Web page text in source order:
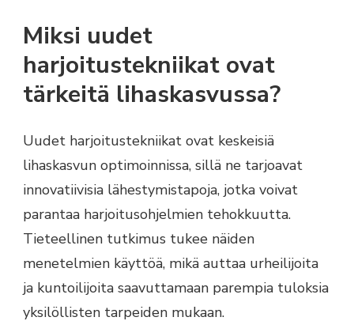
Miksi uudet
harjoitustekniikat ovat
tärkeitä lihaskasvussa?
Uudet harjoitustekniikat ovat keskeisiä
lihaskasvun optimoinnissa, sillä ne tarjoavat
innovatiivisia lähestymistapoja, jotka voivat
parantaa harjoitusohjelmien tehokkuutta.
Tieteellinen tutkimus tukee näiden
menetelmien käyttöä, mikä auttaa urheilijoita
ja kuntoilijoita saavuttamaan parempia tuloksia
yksilöllisten tarpeiden mukaan.